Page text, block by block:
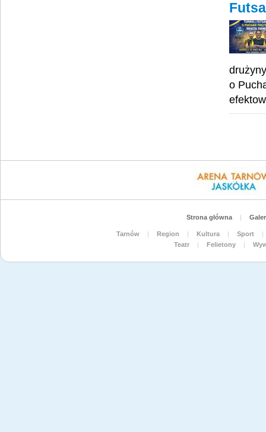
o
Strona główna |
Tarnów | Region | Kultura | Sport
|
Teatr
| Felietony |